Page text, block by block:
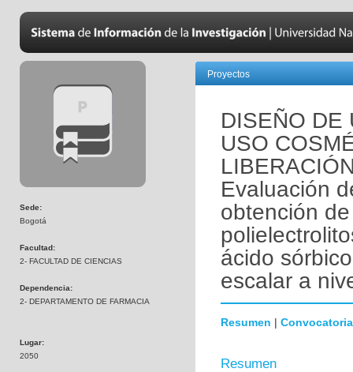
Sede:
Bogotá
Facultad:
2- FACULTAD DE CIENCIAS
Dependencia:
2- DEPARTAMENTO DE FARMACIA
Lugar:
2050
Proyectos
DISEÑO DE
USO
Evaluación
obtención
ácido
escalar a
Resumen | Convocatoria
Resumen